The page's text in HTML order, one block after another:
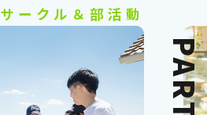
サークル＆部活動